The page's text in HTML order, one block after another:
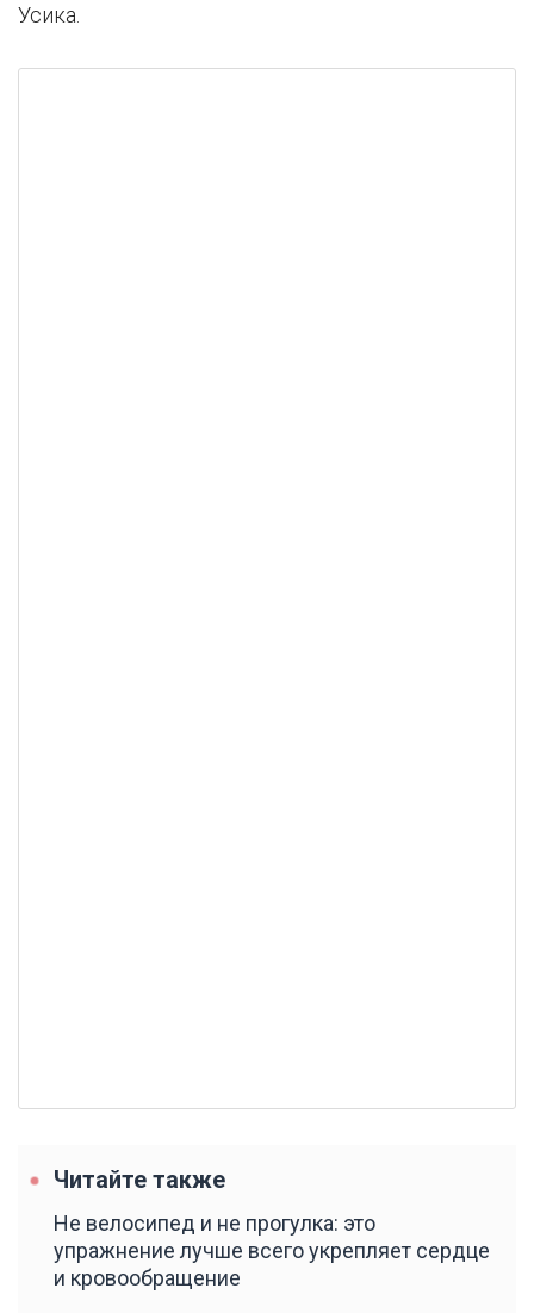
Усика.
Читайте также
Не велосипед и не прогулка: это
упражнение лучше всего укрепляет сердце
и кровообращение